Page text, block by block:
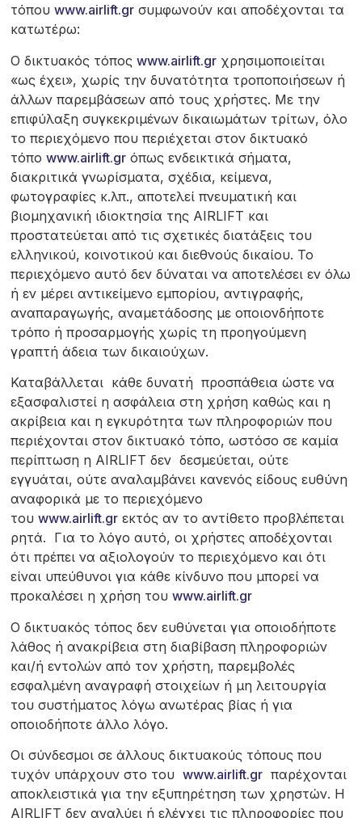
τόπου www.airlift.grσυμφωνούν και αποδέχονται τα
κατωτέρω:
Ο δικτυακός τόπος www.airlift.grχρησιμοποιείται
«ως έχει», χωρίς την δυνατότητα τροποποιήσεων ή
άλλων παρεμβάσεων από τους χρήστες. Με την
επιφύλαξη συγκεκριμένων δικαιωμάτων τρίτων, όλο
το περιεχόμενο που περιέχεται στον δικτυακό
τόπο www.airlift.grόπως ενδεικτικά σήματα,
διακριτικά γνωρίσματα, σχέδια, κείμενα,
φωτογραφίες κ.λπ., αποτελεί πνευματική και
βιομηχανική ιδιοκτησία της AIRLIFT και
προστατεύεται από τις σχετικές διατάξεις του
ελληνικού, κοινοτικού και διεθνούς δικαίου. Το
περιεχόμενο αυτό δεν δύναται να αποτελέσει εν όλω
ή εν μέρει αντικείμενο εμπορίου, αντιγραφής,
αναπαραγωγής, αναμετάδοσης με οποιονδήποτε
τρόπο ή προσαρμογής χωρίς τη προηγούμενη
γραπτή άδεια των δικαιούχων.
Καταβάλλεται κάθε δυνατή προσπάθεια ώστε να
εξασφαλιστεί η ασφάλεια στη χρήση καθώς και η
ακρίβεια και η εγκυρότητα των πληροφοριών που
περιέχονται στον δικτυακό τόπο, ωστόσο σε καμία
περίπτωση η AIRLIFT δεν δεσμεύεται, ούτε
εγγυάται, ούτε αναλαμβάνει κανενός είδους ευθύνη
αναφορικά με το περιεχόμενο
του www.airlift.grεκτός αν το αντίθετο προβλέπεται
ρητά. Για το λόγο αυτό, οι χρήστες αποδέχονται
ότι πρέπει να αξιολογούν το περιεχόμενο και ότι
είναι υπεύθυνοι για κάθε κίνδυνο που μπορεί να
προκαλέσει η χρήση του www.airlift.gr
Ο δικτυακός τόπος δεν ευθύνεται για οποιοδήποτε
λάθος ή ανακρίβεια στη διαβίβαση πληροφοριών
και/ή εντολών από τον χρήστη, παρεμβολές
εσφαλμένη αναγραφή στοιχείων ή μη λειτουργία
του συστήματος λόγω ανωτέρας βίας ή για
οποιοδήποτε άλλο λόγο.
Οι σύνδεσμοι σε άλλους δικτυακούς τόπους που
τυχόν υπάρχουν στο του www.airlift.grπαρέχονται
αποκλειστικά για την εξυπηρέτηση των χρηστών. Η
AIRLIFT δεν αναλύει ή ελέγχει τις πληροφορίες που